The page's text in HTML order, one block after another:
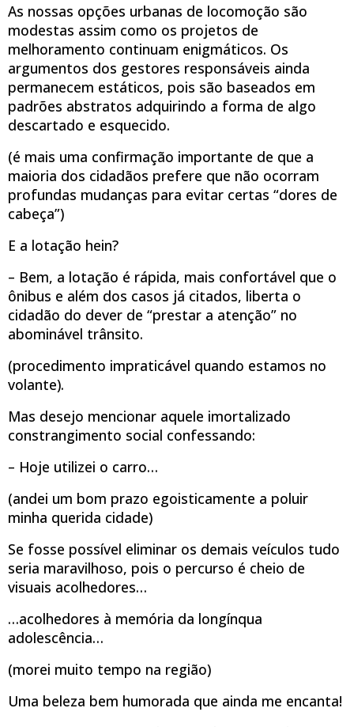
As nossas opções urbanas de locomoção são
modestas assim como os projetos de
melhoramento continuam enigmáticos. Os
argumentos dos gestores responsáveis ainda
permanecem estáticos, pois são baseados em
padrões abstratos adquirindo a forma de algo
descartado e esquecido.
(é mais uma confirmação importante de que a
maioria dos cidadãos prefere que não ocorram
profundas mudanças para evitar certas “dores de
cabeça”)
E a lotação hein?
– Bem, a lotação é rápida, mais confortável que o
ônibus e além dos casos já citados, liberta o
cidadão do dever de “prestar a atenção” no
abominável trânsito.
(procedimento impraticável quando estamos no
volante).
Mas desejo mencionar aquele imortalizado
constrangimento social confessando:
– Hoje utilizei o carro…
(andei um bom prazo egoisticamente a poluir
minha querida cidade)
Se fosse possível eliminar os demais veículos tudo
seria maravilhoso, pois o percurso é cheio de
visuais acolhedores…
…acolhedores à memória da longínqua
adolescência…
(morei muito tempo na região)
Uma beleza bem humorada que ainda me encanta!